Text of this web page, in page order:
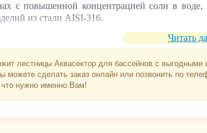
с повышенной концентрацией соли в воде,
из стали AISI-316.
обслуживания бассейна, рекомендуется
её демонтировать в случае необходимости.
для бассейна:
типа рециркуляции воды и глубины.
бассейнах применяются модели,
Читать
лестницы Аквасектор для бассейнов с
можете сделать заказ онлайн или позвонить по
что нужно именно Вам!